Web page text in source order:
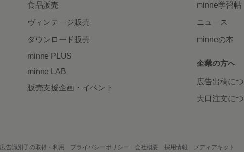
食品販売
ヴィンテージ販売
ダウンロード販売
minne PLUS
minne LAB
販売支援企画・イベント
minne学習帖
ニュース
minneの本
企業の方へ
広告出稿に
大口注文に
広告識別子の取得・利用 プライバシーポリシー 会社概要 採用情報 メディアキット